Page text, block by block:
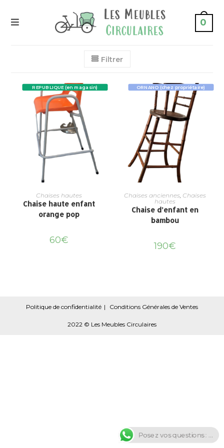
0
Filtrer
REPUBLIQUE (en magasin)
Chaises hautes
Chaise haute enfant
orange pop
60€
ORNANO (chez propriétaire)
Chaises anciennes, Chaises
hautes
Chaise d’enfant en
bambou
190€
Politique de confidentialité Conditions Générales de Ventes
2022 © Les Meubles Circulaires
Posez vos questions : ...